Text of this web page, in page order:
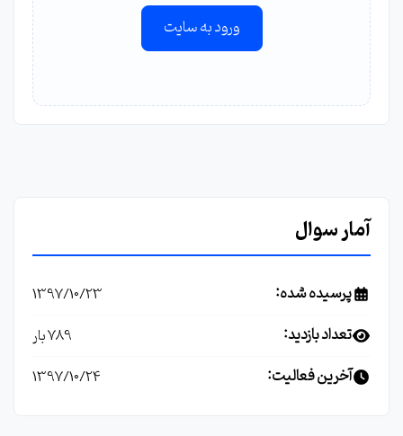
ورود به سایت
آمار سوال
پرسیده شده: 1397/10/23
تعداد بازدید: 789 بار
آخرین فعالیت: 1397/10/24